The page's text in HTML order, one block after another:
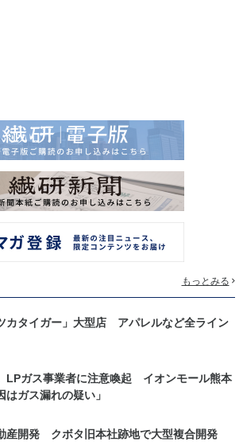
もっとみる
カタイガー」大型店 アパレルなど全ライン
LPガス事業者に注意喚起 イオンモール熊本
ガス漏れの疑い」
産開発 クボタ旧本社跡地で大型複合開発